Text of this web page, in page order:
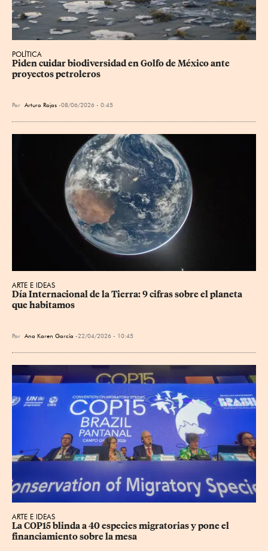
POLÍTICA
Piden cuidar biodiversidad en Golfo de México ante
proyectos petroleros
Por Arturo Rojas 08/06/2026 - 0:45
ARTE E IDEAS
Día Internacional de la Tierra: 9 cifras sobre el planeta
que habitamos
Por Ana Karen García 22/04/2026 - 10:45
ARTE E IDEAS
La COP15 blinda a 40 especies migratorias y pone el
financiamiento sobre la mesa